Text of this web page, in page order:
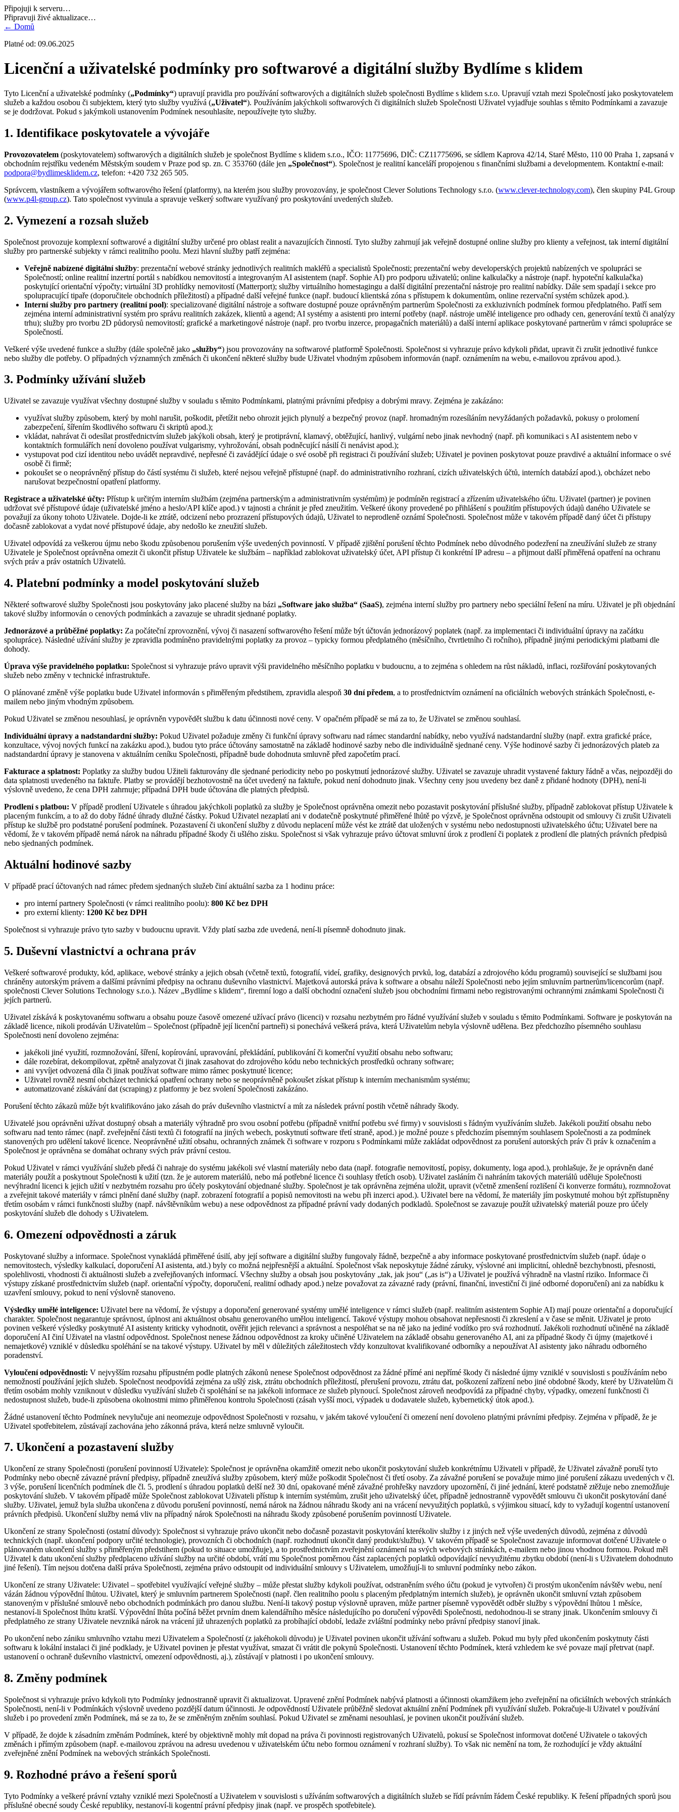
Připojuji k serveru…
Připravuji živé aktualizace…
← Domů
Platné od: 09.06.2025
Licenční a uživatelské podmínky pro softwarové a digitální služby Bydlíme s klidem
Tyto Licenční a uživatelské podmínky („Podmínky“) upravují pravidla pro používání softwarových a digitálních služeb společnosti Bydlíme s klidem s.r.o. Upravují vztah mezi Společností jako poskytovatelem
služeb a každou osobou či subjektem, který tyto služby využívá („Uživatel“). Používáním jakýchkoli softwarových či digitálních služeb Společnosti Uživatel vyjadřuje souhlas s těmito Podmínkami a zavazuje
se je dodržovat. Pokud s jakýmkoli ustanovením Podmínek nesouhlasíte, nepoužívejte tyto služby.
1. Identifikace poskytovatele a vývojáře
Provozovatelem (poskytovatelem) softwarových a digitálních služeb je společnost Bydlíme s klidem s.r.o., IČO: 11775696, DIČ: CZ11775696, se sídlem Kaprova 42/14, Staré Město, 110 00 Praha 1, zapsaná v
obchodním rejstříku vedeném Městským soudem v Praze pod sp. zn. C 353760 (dále jen „Společnost“). Společnost je realitní kanceláří propojenou s finančními službami a developmentem. Kontaktní e-mail:
podpora@bydlimesklidem.cz, telefon: +420 732 265 505.
Správcem, vlastníkem a vývojářem softwarového řešení (platformy), na kterém jsou služby provozovány, je společnost Clever Solutions Technology s.r.o. (www.clever-technology.com), člen skupiny P4L Group
(www.p4l-group.cz). Tato společnost vyvinula a spravuje veškerý software využívaný pro poskytování uvedených služeb.
2. Vymezení a rozsah služeb
Společnost provozuje komplexní softwarové a digitální služby určené pro oblast realit a navazujících činností. Tyto služby zahrnují jak veřejně dostupné online služby pro klienty a veřejnost, tak interní digitální
služby pro partnerské subjekty v rámci realitního poolu. Mezi hlavní služby patří zejména:
Veřejně nabízené digitální služby: prezentační webové stránky jednotlivých realitních makléřů a specialistů Společnosti; prezentační weby developerských projektů nabízených ve spolupráci se
Společností; online realitní inzertní portál s nabídkou nemovitostí a integrovaným AI asistentem (např. Sophie AI) pro podporu uživatelů; online kalkulačky a nástroje (např. hypoteční kalkulačka)
poskytující orientační výpočty; virtuální 3D prohlídky nemovitostí (Matterport); služby virtuálního homestagingu a další digitální prezentační nástroje pro realitní nabídky. Dále sem spadají i sekce pro
spolupracující tipaře (doporučitele obchodních příležitostí) a případné další veřejné funkce (např. budoucí klientská zóna s přístupem k dokumentům, online rezervační systém schůzek apod.).
Interní služby pro partnery (realitní pool): specializované digitální nástroje a software dostupné pouze oprávněným partnerům Společnosti za exkluzivních podmínek formou předplatného. Patří sem
zejména interní administrativní systém pro správu realitních zakázek, klientů a agend; AI systémy a asistenti pro interní potřeby (např. nástroje umělé inteligence pro odhady cen, generování textů či analýzy
trhu); služby pro tvorbu 2D půdorysů nemovitostí; grafické a marketingové nástroje (např. pro tvorbu inzerce, propagačních materiálů) a další interní aplikace poskytované partnerům v rámci spolupráce se
Společností.
Veškeré výše uvedené funkce a služby (dále společně jako „služby“) jsou provozovány na softwarové platformě Společnosti. Společnost si vyhrazuje právo kdykoli přidat, upravit či zrušit jednotlivé funkce
nebo služby dle potřeby. O případných významných změnách či ukončení některé služby bude Uživatel vhodným způsobem informován (např. oznámením na webu, e-mailovou zprávou apod.).
3. Podmínky užívání služeb
Uživatel se zavazuje využívat všechny dostupné služby v souladu s těmito Podmínkami, platnými právními předpisy a dobrými mravy. Zejména je zakázáno:
využívat služby způsobem, který by mohl narušit, poškodit, přetížit nebo ohrozit jejich plynulý a bezpečný provoz (např. hromadným rozesíláním nevyžádaných požadavků, pokusy o prolomení
zabezpečení, šířením škodlivého softwaru či skriptů apod.);
vkládat, nahrávat či odesílat prostřednictvím služeb jakýkoli obsah, který je protiprávní, klamavý, obtěžující, hanlivý, vulgární nebo jinak nevhodný (např. při komunikaci s AI asistentem nebo v
kontaktních formulářích není dovoleno používat vulgarismy, vyhrožování, obsah podněcující násilí či nenávist apod.);
vystupovat pod cizí identitou nebo uvádět nepravdivé, nepřesné či zavádějící údaje o své osobě při registraci či používání služeb; Uživatel je povinen poskytovat pouze pravdivé a aktuální informace o své
osobě či firmě;
pokoušet se o neoprávněný přístup do částí systému či služeb, které nejsou veřejně přístupné (např. do administrativního rozhraní, cizích uživatelských účtů, interních databází apod.), obcházet nebo
narušovat bezpečnostní opatření platformy.
Registrace a uživatelské účty: Přístup k určitým interním službám (zejména partnerským a administrativním systémům) je podmíněn registrací a zřízením uživatelského účtu. Uživatel (partner) je povinen
udržovat své přístupové údaje (uživatelské jméno a heslo/API klíče apod.) v tajnosti a chránit je před zneužitím. Veškeré úkony provedené po přihlášení s použitím přístupových údajů daného Uživatele se
považují za úkony tohoto Uživatele. Dojde-li ke ztrátě, odcizení nebo prozrazení přístupových údajů, Uživatel to neprodleně oznámí Společnosti. Společnost může v takovém případě daný účet či přístupy
dočasně zablokovat a vydat nové přístupové údaje, aby nedošlo ke zneužití služeb.
Uživatel odpovídá za veškerou újmu nebo škodu způsobenou porušením výše uvedených povinností. V případě zjištění porušení těchto Podmínek nebo důvodného podezření na zneužívání služeb ze strany
Uživatele je Společnost oprávněna omezit či ukončit přístup Uživatele ke službám – například zablokovat uživatelský účet, API přístup či konkrétní IP adresu – a přijmout další přiměřená opatření na ochranu
svých práv a práv ostatních Uživatelů.
4. Platební podmínky a model poskytování služeb
Některé softwarové služby Společnosti jsou poskytovány jako placené služby na bázi „Software jako služba“ (SaaS), zejména interní služby pro partnery nebo speciální řešení na míru. Uživatel je při objednání
takové služby informován o cenových podmínkách a zavazuje se uhradit sjednané poplatky.
Jednorázové a průběžné poplatky: Za počáteční zprovoznění, vývoj či nasazení softwarového řešení může být účtován jednorázový poplatek (např. za implementaci či individuální úpravy na začátku
spolupráce). Následné užívání služby je zpravidla podmíněno pravidelnými poplatky za provoz – typicky formou předplatného (měsíčního, čtvrtletního či ročního), případně jinými periodickými platbami dle
dohody.
Úprava výše pravidelného poplatku: Společnost si vyhrazuje právo upravit výši pravidelného měsíčního poplatku v budoucnu, a to zejména s ohledem na růst nákladů, inflaci, rozšiřování poskytovaných
služeb nebo změny v technické infrastruktuře.
O plánované změně výše poplatku bude Uživatel informován s přiměřeným předstihem, zpravidla alespoň 30 dní předem, a to prostřednictvím oznámení na oficiálních webových stránkách Společnosti, e-
mailem nebo jiným vhodným způsobem.
Pokud Uživatel se změnou nesouhlasí, je oprávněn vypovědět službu k datu účinnosti nové ceny. V opačném případě se má za to, že Uživatel se změnou souhlasí.
Individuální úpravy a nadstandardní služby: Pokud Uživatel požaduje změny či funkční úpravy softwaru nad rámec standardní nabídky, nebo využívá nadstandardní služby (např. extra grafické práce,
konzultace, vývoj nových funkcí na zakázku apod.), budou tyto práce účtovány samostatně na základě hodinové sazby nebo dle individuálně sjednané ceny. Výše hodinové sazby či jednorázových plateb za
nadstandardní úpravy je stanovena v aktuálním ceníku Společnosti, případně bude dohodnuta smluvně před započetím prací.
Fakturace a splatnost: Poplatky za služby budou Užiteli fakturovány dle sjednané periodicity nebo po poskytnutí jednorázové služby. Uživatel se zavazuje uhradit vystavené faktury řádně a včas, nejpozději do
data splatnosti uvedeného na faktuře. Platby se provádějí bezhotovostně na účet uvedený na faktuře, pokud není dohodnuto jinak. Všechny ceny jsou uvedeny bez daně z přidané hodnoty (DPH), není-li
výslovně uvedeno, že cena DPH zahrnuje; případná DPH bude účtována dle platných předpisů.
Prodlení s platbou: V případě prodlení Uživatele s úhradou jakýchkoli poplatků za služby je Společnost oprávněna omezit nebo pozastavit poskytování příslušné služby, případně zablokovat přístup Uživatele k
placeným funkcím, a to až do doby řádné úhrady dlužné částky. Pokud Uživatel nezaplatí ani v dodatečně poskytnuté přiměřené lhůtě po výzvě, je Společnost oprávněna odstoupit od smlouvy či zrušit Uživateli
přístup ke službě pro podstatné porušení podmínek. Pozastavení či ukončení služby z důvodu neplacení může vést ke ztrátě dat uložených v systému nebo nedostupnosti uživatelského účtu; Uživatel bere na
vědomí, že v takovém případě nemá nárok na náhradu případné škody či ušlého zisku. Společnost si však vyhrazuje právo účtovat smluvní úrok z prodlení či poplatek z prodlení dle platných právních předpisů
nebo sjednaných podmínek.
Aktuální hodinové sazby
V případě prací účtovaných nad rámec předem sjednaných služeb činí aktuální sazba za 1 hodinu práce:
pro interní partnery Společnosti (v rámci realitního poolu): 800 Kč bez DPH
pro externí klienty: 1200 Kč bez DPH
Společnost si vyhrazuje právo tyto sazby v budoucnu upravit. Vždy platí sazba zde uvedená, není-li písemně dohodnuto jinak.
5. Duševní vlastnictví a ochrana práv
Veškeré softwarové produkty, kód, aplikace, webové stránky a jejich obsah (včetně textů, fotografií, videí, grafiky, designových prvků, log, databází a zdrojového kódu programů) související se službami jsou
chráněny autorským právem a dalšími právními předpisy na ochranu duševního vlastnictví. Majetková autorská práva k software a obsahu náleží Společnosti nebo jejím smluvním partnerům/licencorům (např.
společnosti Clever Solutions Technology s.r.o.). Název „Bydlíme s klidem“, firemní logo a další obchodní označení služeb jsou obchodními firmami nebo registrovanými ochrannými známkami Společnosti či
jejích partnerů.
Uživatel získává k poskytovanému softwaru a obsahu pouze časově omezené užívací právo (licenci) v rozsahu nezbytném pro řádné využívání služeb v souladu s těmito Podmínkami. Software je poskytován na
základě licence, nikoli prodáván Uživatelům – Společnost (případně její licenční partneři) si ponechává veškerá práva, která Uživatelům nebyla výslovně udělena. Bez předchozího písemného souhlasu
Společnosti není dovoleno zejména:
jakékoli jiné využití, rozmnožování, šíření, kopírování, upravování, překládání, publikování či komerční využití obsahu nebo softwaru;
dále rozebírat, dekompilovat, zpětně analyzovat či jinak zasahovat do zdrojového kódu nebo technických prostředků ochrany software;
ani vyvíjet odvozená díla či jinak používat software mimo rámec poskytnuté licence;
Uživatel rovněž nesmí obcházet technická opatření ochrany nebo se neoprávněně pokoušet získat přístup k interním mechanismům systému;
automatizované získávání dat (scraping) z platformy je bez svolení Společnosti zakázáno.
Porušení těchto zákazů může být kvalifikováno jako zásah do práv duševního vlastnictví a mít za následek právní postih včetně náhrady škody.
Uživatelé jsou oprávněni užívat dostupný obsah a materiály výhradně pro svou osobní potřebu (případně vnitřní potřebu své firmy) v souvislosti s řádným využíváním služeb. Jakékoli použití obsahu nebo
softwaru nad tento rámec (např. zveřejnění části textů či fotografií na jiných webech, poskytnutí software třetí straně, apod.) je možné pouze s předchozím písemným souhlasem Společnosti a za podmínek
stanovených pro udělení takové licence. Neoprávněné užití obsahu, ochranných známek či software v rozporu s Podmínkami může zakládat odpovědnost za porušení autorských práv či práv k označením a
Společnost je oprávněna se domáhat ochrany svých práv právní cestou.
Pokud Uživatel v rámci využívání služeb předá či nahraje do systému jakékoli své vlastní materiály nebo data (např. fotografie nemovitostí, popisy, dokumenty, loga apod.), prohlašuje, že je oprávněn dané
materiály použít a poskytnout Společnosti k užití (tzn. že je autorem materiálů, nebo má potřebné licence či souhlasy třetích osob). Uživatel zasláním či nahráním takových materiálů uděluje Společnosti
nevýhradní licenci k jejich užití v nezbytném rozsahu pro účely poskytování objednané služby. Společnost je tak oprávněna zejména uložit, upravit (včetně zmenšení rozlišení či konverze formátu), rozmnožovat
a zveřejnit takové materiály v rámci plnění dané služby (např. zobrazení fotografií a popisů nemovitosti na webu při inzerci apod.). Uživatel bere na vědomí, že materiály jím poskytnuté mohou být zpřístupněny
třetím osobám v rámci funkčnosti služby (např. návštěvníkům webu) a nese odpovědnost za případné právní vady dodaných podkladů. Společnost se zavazuje použít uživatelský materiál pouze pro účely
poskytování služeb dle dohody s Uživatelem.
6. Omezení odpovědnosti a záruk
Poskytované služby a informace. Společnost vynakládá přiměřené úsilí, aby její software a digitální služby fungovaly řádně, bezpečně a aby informace poskytované prostřednictvím služeb (např. údaje o
nemovitostech, výsledky kalkulací, doporučení AI asistenta, atd.) byly co možná nejpřesnější a aktuální. Společnost však neposkytuje žádné záruky, výslovné ani implicitní, ohledně bezchybnosti, přesnosti,
spolehlivosti, vhodnosti či aktuálnosti služeb a zveřejňovaných informací. Všechny služby a obsah jsou poskytovány „tak, jak jsou“ („as is“) a Uživatel je používá výhradně na vlastní riziko. Informace či
výstupy získané prostřednictvím služeb (např. orientační výpočty, doporučení, realitní odhady apod.) nelze považovat za závazné rady (právní, finanční, investiční či jiné odborné doporučení) ani za nabídku k
uzavření smlouvy, pokud to není výslovně stanoveno.
Výsledky umělé inteligence: Uživatel bere na vědomí, že výstupy a doporučení generované systémy umělé inteligence v rámci služeb (např. realitním asistentem Sophie AI) mají pouze orientační a doporučující
charakter. Společnost negarantuje správnost, úplnost ani aktuálnost obsahu generovaného umělou inteligencí. Takové výstupy mohou obsahovat nepřesnosti či zkreslení a v čase se měnit. Uživatel je proto
povinen veškeré výsledky poskytnuté AI asistenty kriticky vyhodnotit, ověřit jejich relevanci a správnost a nespoléhat se na ně jako na jediné vodítko pro svá rozhodnutí. Jakékoli rozhodnutí učiněné na základě
doporučení AI činí Uživatel na vlastní odpovědnost. Společnost nenese žádnou odpovědnost za kroky učiněné Uživatelem na základě obsahu generovaného AI, ani za případné škody či újmy (majetkové i
nemajetkové) vzniklé v důsledku spoléhání se na takové výstupy. Uživatel by měl v důležitých záležitostech vždy konzultovat kvalifikované odborníky a nepoužívat AI asistenty jako náhradu odborného
poradenství.
Vyloučení odpovědnosti: V nejvyšším rozsahu přípustném podle platných zákonů nenese Společnost odpovědnost za žádné přímé ani nepřímé škody či následné újmy vzniklé v souvislosti s používáním nebo
nemožností používání jejích služeb. Společnost neodpovídá zejména za ušlý zisk, ztrátu obchodních příležitostí, přerušení provozu, ztrátu dat, poškození zařízení nebo jiné obdobné škody, které by Uživatelům či
třetím osobám mohly vzniknout v důsledku využívání služeb či spoléhání se na jakékoli informace ze služeb plynoucí. Společnost zároveň neodpovídá za případné chyby, výpadky, omezení funkčnosti či
nedostupnost služeb, bude-li způsobena okolnostmi mimo přiměřenou kontrolu Společnosti (zásah vyšší moci, výpadek u dodavatele služeb, kybernetický útok apod.).
Žádné ustanovení těchto Podmínek nevylučuje ani neomezuje odpovědnost Společnosti v rozsahu, v jakém takové vyloučení či omezení není dovoleno platnými právními předpisy. Zejména v případě, že je
Uživatel spotřebitelem, zůstávají zachována jeho zákonná práva, která nelze smluvně vyloučit.
7. Ukončení a pozastavení služby
Ukončení ze strany Společnosti (porušení povinností Uživatele): Společnost je oprávněna okamžitě omezit nebo ukončit poskytování služeb konkrétnímu Uživateli v případě, že Uživatel závažně poruší tyto
Podmínky nebo obecně závazné právní předpisy, případně zneužívá služby způsobem, který může poškodit Společnost či třetí osoby. Za závažné porušení se považuje mimo jiné porušení zákazu uvedených v čl.
3 výše, porušení licenčních podmínek dle čl. 5, prodlení s úhradou poplatků delší než 30 dní, opakované méně závažné prohřešky navzdory upozornění, či jiné jednání, které podstatně ztěžuje nebo znemožňuje
poskytování služeb. V takovém případě může Společnost zablokovat Uživateli přístup k interním systémům, zrušit jeho uživatelský účet, případně jednostranně vypovědět smlouvu či ukončit poskytování dané
služby. Uživatel, jemuž byla služba ukončena z důvodu porušení povinností, nemá nárok na žádnou náhradu škody ani na vrácení nevyužitých poplatků, s výjimkou situací, kdy to vyžadují kogentní ustanovení
právních předpisů. Ukončení služby nemá vliv na případný nárok Společnosti na náhradu škody způsobené porušením povinností Uživatele.
Ukončení ze strany Společnosti (ostatní důvody): Společnost si vyhrazuje právo ukončit nebo dočasně pozastavit poskytování kterékoliv služby i z jiných než výše uvedených důvodů, zejména z důvodů
technických (např. ukončení podpory určité technologie), provozních či obchodních (např. rozhodnutí ukončit daný produkt/službu). V takovém případě se Společnost zavazuje informovat dotčené Uživatele o
plánovaném ukončení služby s přiměřeným předstihem (pokud to situace umožňuje), a to prostřednictvím zveřejnění oznámení na svých webových stránkách, e-mailem nebo jinou vhodnou formou. Pokud měl
Uživatel k datu ukončení služby předplaceno užívání služby na určité období, vrátí mu Společnost poměrnou část zaplacených poplatků odpovídající nevyužitému zbytku období (není-li s Uživatelem dohodnuto
jiné řešení). Tím nejsou dotčena další práva Společnosti, zejména právo odstoupit od individuální smlouvy s Uživatelem, umožňují-li to smluvní podmínky nebo zákon.
Ukončení ze strany Uživatele: Uživatel – spotřebitel využívající veřejné služby – může přestat služby kdykoli používat, odstraněním svého účtu (pokud je vytvořen) či prostým ukončením návštěv webu, není
vázán žádnou výpovědní lhůtou. Uživatel, který je smluvním partnerem Společnosti (např. člen realitního poolu s placeným předplatným interních služeb), je oprávněn ukončit smluvní vztah způsobem
stanoveným v příslušné smlouvě nebo obchodních podmínkách pro danou službu. Není-li takový postup výslovně upraven, může partner písemně vypovědět odběr služby s výpovědní lhůtou 1 měsíce,
nestanoví-li Společnost lhůtu kratší. Výpovědní lhůta počíná běžet prvním dnem kalendářního měsíce následujícího po doručení výpovědi Společnosti, nedohodnou-li se strany jinak. Ukončením smlouvy či
předplatného ze strany Uživatele nevzniká nárok na vrácení již uhrazených poplatků za probíhající období, ledaže zvláštní podmínky nebo právní předpisy stanoví jinak.
Po ukončení nebo zániku smluvního vztahu mezi Uživatelem a Společností (z jakéhokoli důvodu) je Uživatel povinen ukončit užívání softwaru a služeb. Pokud mu byly před ukončením poskytnuty části
softwaru k lokální instalaci či jiné podklady, je Uživatel povinen je přestat využívat, smazat či vrátit dle pokynů Společnosti. Ustanovení těchto Podmínek, která vzhledem ke své povaze mají přetrvat (např.
ustanovení o ochraně duševního vlastnictví, omezení odpovědnosti, aj.), zůstávají v platnosti i po ukončení smlouvy.
8. Změny podmínek
Společnost si vyhrazuje právo kdykoli tyto Podmínky jednostranně upravit či aktualizovat. Upravené znění Podmínek nabývá platnosti a účinnosti okamžikem jeho zveřejnění na oficiálních webových stránkách
Společnosti, není-li v Podmínkách výslovně uvedeno pozdější datum účinnosti. Je odpovědností Uživatele průběžně sledovat aktuální znění Podmínek při využívání služeb. Pokračuje-li Uživatel v používání
služeb i po provedení změn Podmínek, má se za to, že se změněným zněním souhlasí. Pokud Uživatel se změnami nesouhlasí, je povinen ukončit používání služeb.
V případě, že dojde k zásadním změnám Podmínek, které by objektivně mohly mít dopad na práva či povinnosti registrovaných Uživatelů, pokusí se Společnost informovat dotčené Uživatele o takových
změnách i přímým způsobem (např. e-mailovou zprávou na adresu uvedenou v uživatelském účtu nebo formou oznámení v rozhraní služby). To však nic nemění na tom, že rozhodující je vždy aktuální
zveřejněné znění Podmínek na webových stránkách Společnosti.
9. Rozhodné právo a řešení sporů
Tyto Podmínky a veškeré právní vztahy vzniklé mezi Společností a Uživatelem v souvislosti s užíváním softwarových a digitálních služeb se řídí právním řádem České republiky. K řešení případných sporů jsou
příslušné obecné soudy České republiky, nestanoví-li kogentní právní předpisy jinak (např. ve prospěch spotřebitele).